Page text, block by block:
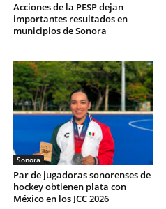
Acciones de la PESP dejan
importantes resultados en
municipios de Sonora
Sonora
Par de jugadoras sonorenses de
hockey obtienen plata con
México en los JCC 2026